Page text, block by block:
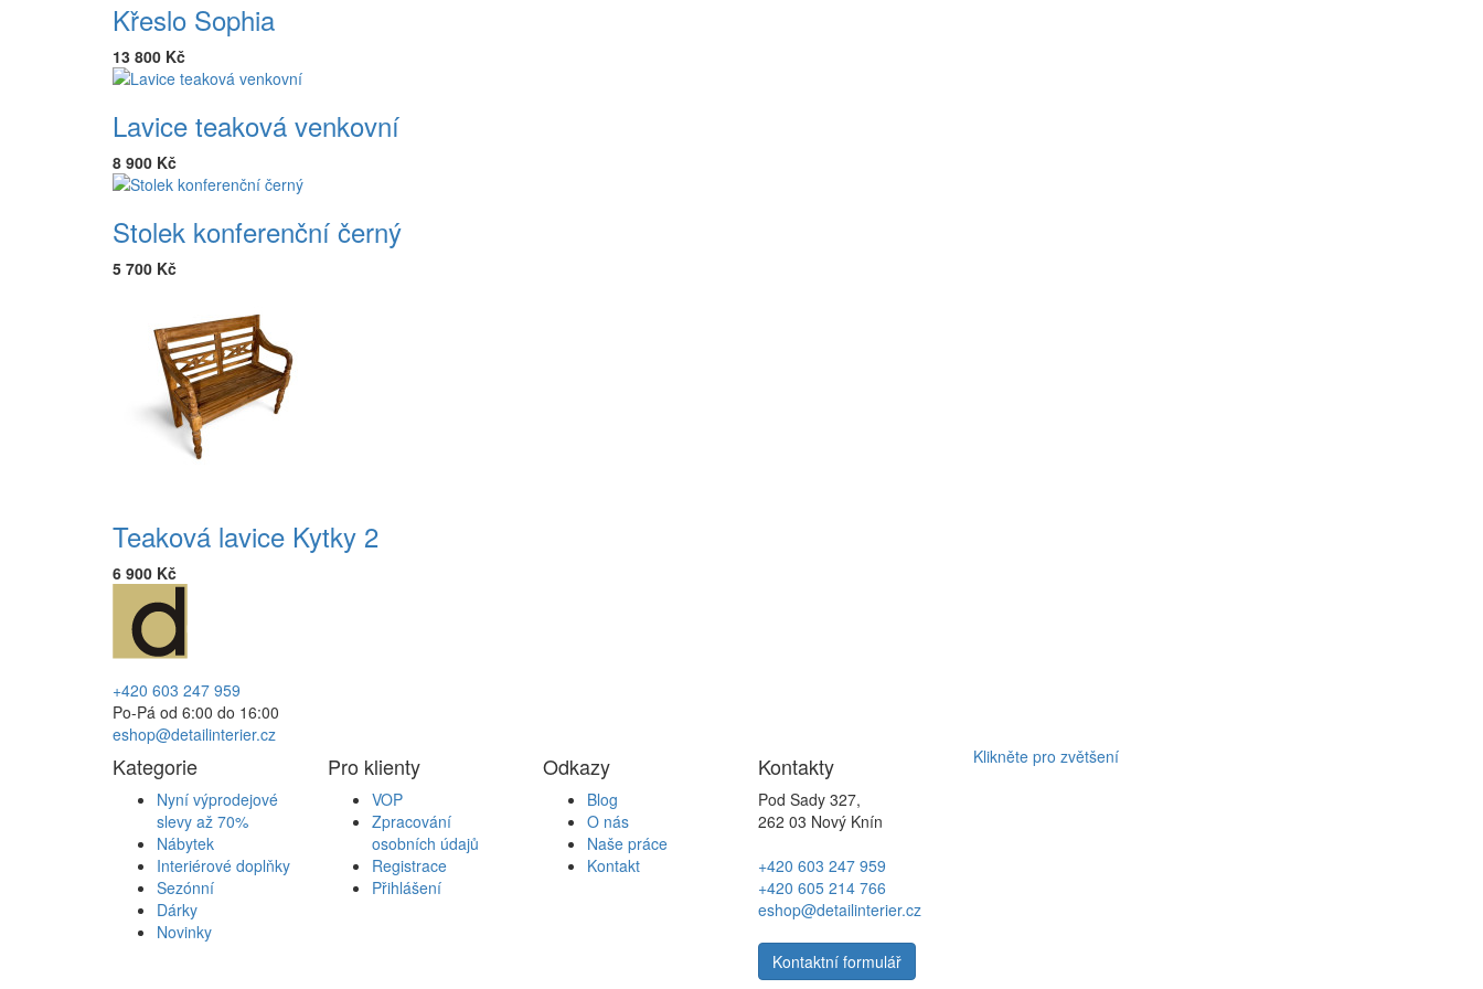
Křeslo Sophia
13 800 Kč
Lavice teaková venkovní
8 900 Kč
Stolek konferenční černý
5 700 Kč
Teaková lavice Kytky 2
6 900 Kč
+420 603 247 959
Po-Pá od 6:00 do 16:00
eshop@detailinterier.cz
Kategorie
Nyní výprodejové
slevy až 70%
Nábytek
Interiérové doplňky
Sezónní
Dárky
Novinky
Pro klienty
VOP
Zpracování
osobních údajů
Registrace
Přihlášení
Odkazy
Blog
O nás
Naše práce
Kontakt
Kontakty
Pod Sady 327,
262 03 Nový Knín
+420 603 247 959
+420 605 214 766
eshop@detailinterier.cz
Kontaktní formulář
Klikněte pro zvětšení